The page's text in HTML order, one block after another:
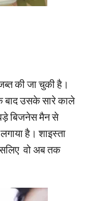
की जा चुकी है।
बाद उसके सारे काले
बिजनेस मैन से
है। शाइस्ता
वो अब तक